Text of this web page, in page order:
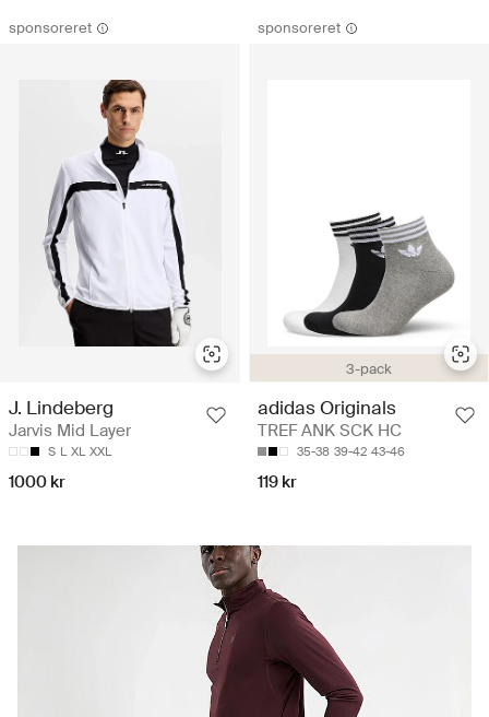
sponsoreret
J. Lindeberg
Jarvis Mid Layer
S L XL XXL
1000 kr
sponsoreret
3-pack
adidas Originals
TREF ANK SCK HC
35-38 39-42 43-46
119 kr